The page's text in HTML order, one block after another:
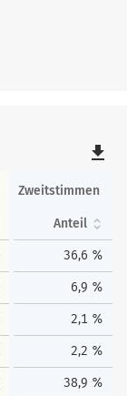
file_download
Zweitstimmen
Anteil
36,6 %
6,9 %
2,1 %
2,2 %
38,9 %